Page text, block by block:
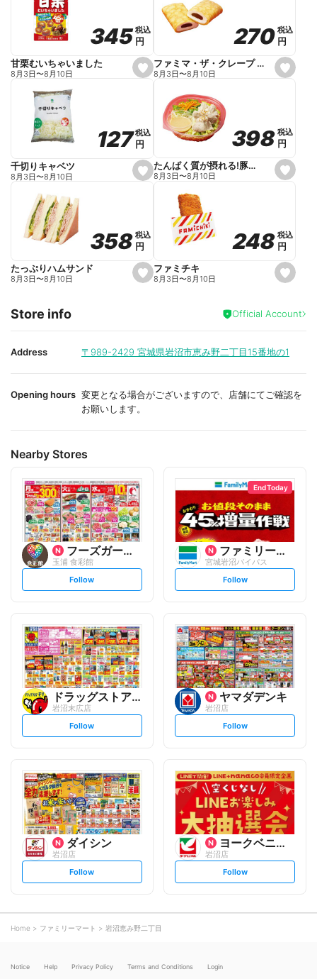
s
e
o
r
i
e
345
345税込
税込
円
円
甘栗むいちゃいました
8月3日〜8月10日
s
e
o
r
i
e
270
270 税込
税込
円
円
ファミマ・ザ・クレープ 生チョコ
8月3日〜8月10日
s
e
o
r
i
e
127
127税込
税込
円
円
千切りキャベツ
8月3日〜8月10日
s
e
o
r
i
e
398
398 税込
税込
円
円
たんぱく質が摂れる!豚しゃぶのパスタサラダ
8月3日〜8月10日
s
e
i
t
358
358税込
税込
円
円
たっぷりハムサンド
8月3日〜8月10日
s
e
a
i
t
248
248 税込
税込
円
円
ファミチキ
8月3日〜8月10日
Store info Official Account
Address 〒989-2429 宮城県岩沼市恵み野二丁目15番地の1
Opening hours 変更となる場合がございますので、店舗にてご確認を
お願いします。
Nearby Stores
フーズガーデン
玉浦 食彩館
s
l
o
w
Follow
End Today
ファミリーマート
宮城岩沼バイパス
s
l
o
w
Follow
ドラッグストアモリ
岩沼末広店
s
l
o
w
Follow
ヤマダデンキ
岩沼店
s
l
o
w
Follow
ダイシン
岩沼店
s
l
o
Follow
ヨークベニマル
岩沼店
s
l
Follow
Home ファミリーマート 岩沼恵み野二丁目
Notice Help Privacy Policy Terms and Conditions Login